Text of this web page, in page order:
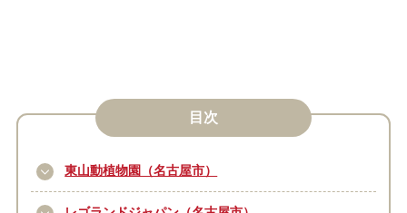
目次
東山動植物園（名古屋市）